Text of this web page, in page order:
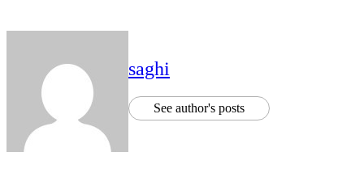
saghi
See author's posts